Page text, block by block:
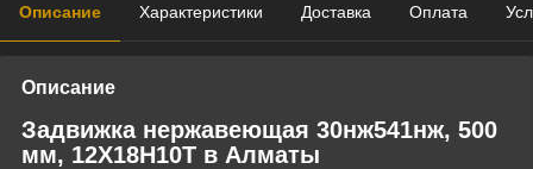
Описание Характеристики Доставка Оплата
Описание
Задвижка нержавеющая 30нж541нж, 500
мм, 12Х18Н10Т в Алматы